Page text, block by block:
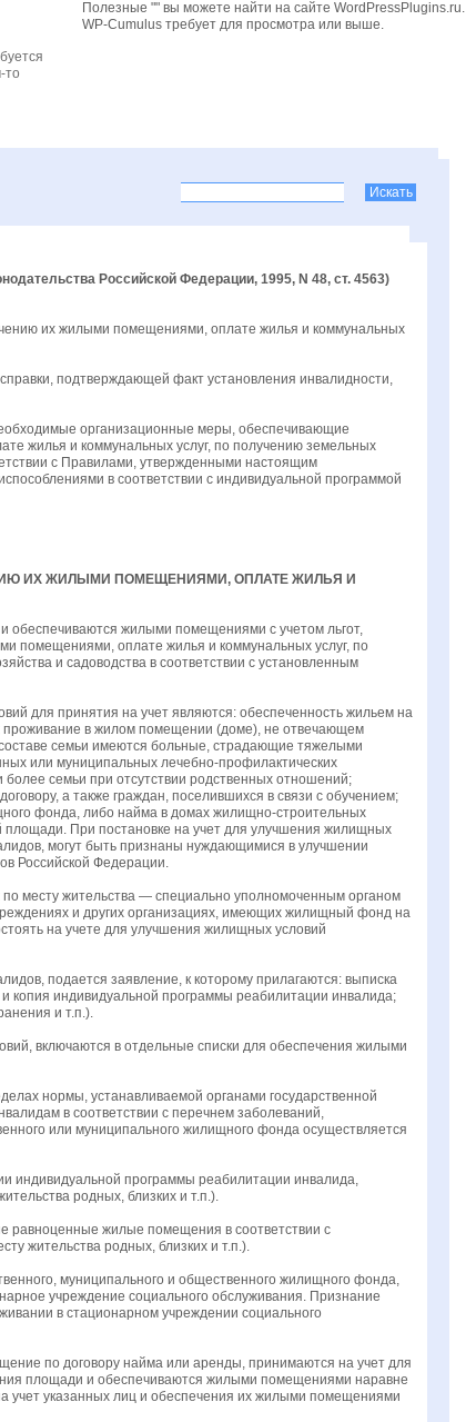
то
Полезные "" вы можете найти на сайте WordPressPlugins.ru.
WP-Cumulus требует для просмотра или выше.
Российской Федерации, 1995, N 48, ст. 4563)
их жилыми помещениями, оплате жилья и коммунальных
подтверждающей факт установления инвалидности,
организационные меры, обеспечивающие
жилья и коммунальных услуг, по получению земельных
с Правилами, утвержденными настоящим
в соответствии с индивидуальной программой
ИХ ЖИЛЫМИ ПОМЕЩЕНИЯМИ, ОПЛАТЕ ЖИЛЬЯ И
жилыми помещениями с учетом льгот,
помещениями, оплате жилья и коммунальных услуг, по
и садоводства в соответствии с установленным
для принятия на учет являются: обеспеченность жильем на
проживание в жилом помещении (доме), не отвечающем
семьи имеются больные, страдающие тяжелыми
или муниципальных лечебно-профилактических
семьи при отсутствии родственных отношений;
а также граждан, поселившихся в связи с обучением;
фонда, либо найма в домах жилищно-строительных
При постановке на учет для улучшения жилищных
могут быть признаны нуждающимися в улучшении
Российской Федерации.
месту жительства — специально уполномоченным органом
и других организациях, имеющих жилищный фонд на
на учете для улучшения жилищных условий
подается заявление, к которому прилагаются: выписка
копия индивидуальной программы реабилитации инвалида;
и т.п.).
включаются в отдельные списки для обеспечения жилыми
нормы, устанавливаемой органами государственной
в соответствии с перечнем заболеваний,
или муниципального жилищного фонда осуществляется
индивидуальной программы реабилитации инвалида,
родных, близких и т.п.).
жилые помещения в соответствии с
жительства родных, близких и т.п.).
муниципального и общественного жилищного фонда,
учреждение социального обслуживания. Признание
в стационарном учреждении социального
по договору найма или аренды, принимаются на учет для
площади и обеспечиваются жилыми помещениями наравне
учет указанных лиц и обеспечения их жилыми помещениями